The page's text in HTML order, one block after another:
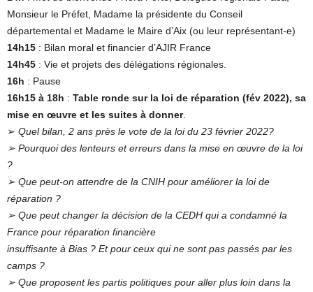
Monsieur le Préfet, Madame la présidente du Conseil
départemental et Madame le Maire d’Aix (ou leur représentant-e)
14h15 : Bilan moral et financier d’AJIR France
14h45 : Vie et projets des délégations régionales.
16h : Pause
16h15 à 18h : Table ronde sur la loi de réparation (fév 2022), sa
mise en œuvre et les suites à donner.
➢ Quel bilan, 2 ans près le vote de la loi du 23 février 2022?
➢ Pourquoi des lenteurs et erreurs dans la mise en œuvre de la loi
?
➢ Que peut-on attendre de la CNIH pour améliorer la loi de
réparation ?
➢ Que peut changer la décision de la CEDH qui a condamné la
France pour réparation financière
insuffisante à Bias ? Et pour ceux qui ne sont pas passés par les
camps ?
➢ Que proposent les partis politiques pour aller plus loin dans la